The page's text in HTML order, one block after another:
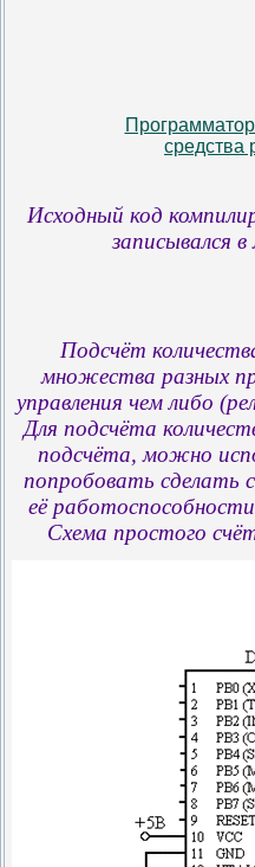
Исходный код
записывался
Подсчёт
множества разных
управления чем либо
Для подсчёта
подсчёта, можно
попробовать сделать
её
Схема простого